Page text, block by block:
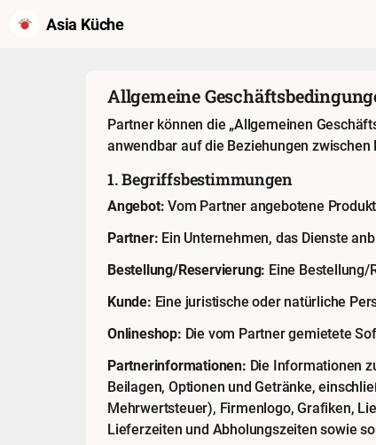
Asia Küche
Allgemeine
Partner können die „Allgemeinen
anwendbar auf die Beziehungen
1. Begriffsbestimmungen
Angebot:Vom Partner angebotene
Partner: Ein Unternehmen, das Dienste
Bestellung/Reservierung: Eine Bestellung/
Kunde: Eine juristische oder natürliche
Onlineshop: Die vom Partner gemietete
Partnerinformationen: Die Informationen
Beilagen, Optionen und Getränke,
Mehrwertsteuer), Firmenlogo, Grafiken,
Lieferzeiten und Abholungszeiten sowie